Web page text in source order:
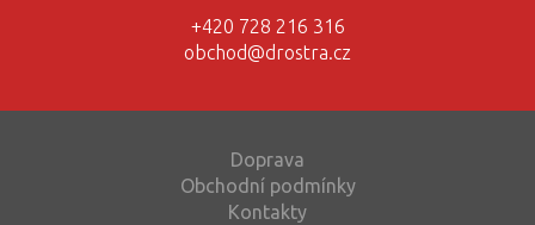
+420 728 216 316
obchod@drostra.cz
Doprava
Obchodní podmínky
Kontakty